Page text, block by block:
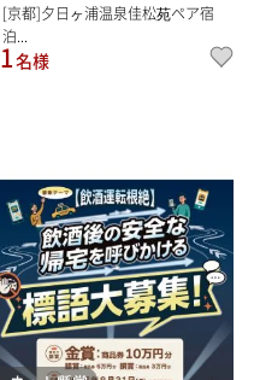
[京都]夕日ヶ浦温泉佳松苑ペア宿
泊...
1名様